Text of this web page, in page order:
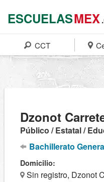
ESCUELASMEX
CCT
Dzonot
Público / Estatal /
Bachillerato
Domicilio:
Sin registro, Dzonot